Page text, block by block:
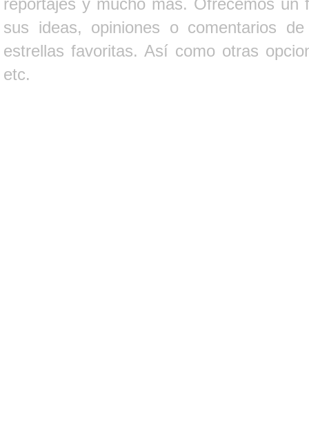
sus ideas, opiniones o comentarios
estrellas favoritas. Así como otras
etc.